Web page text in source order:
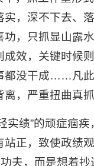
实，深不下去、
功，只抓显山露
效，关键时候则
都没干成……凡此
离，严重扭曲真
实绩”的顽症痼
站正，致使政绩
功夫，而是想着